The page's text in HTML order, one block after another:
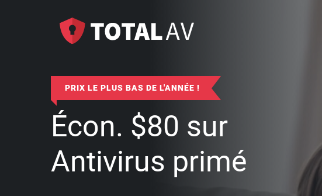
PRIX LE PLUS BAS DE L'ANNÉE !
Écon. $80 sur
Antivirus primé